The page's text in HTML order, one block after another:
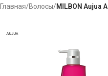
Главная/Волосы/MILBON Aujua
AUJUA